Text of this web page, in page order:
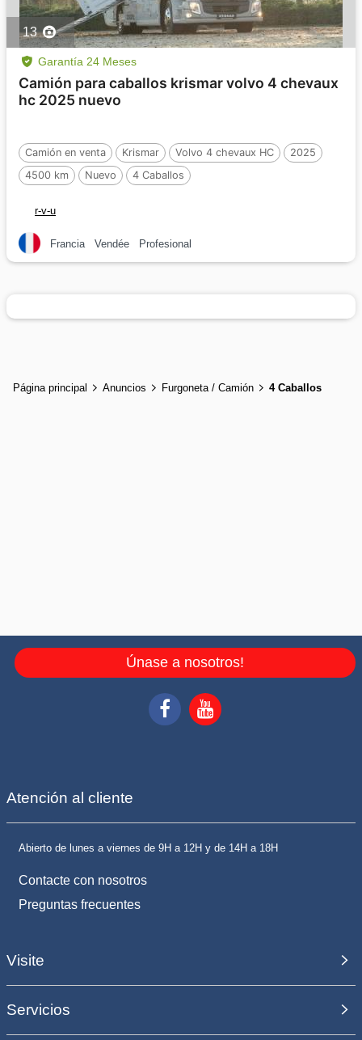
13
Garantía 24 Meses
Camión para caballos krismar volvo 4 chevaux
hc 2025 nuevo
Camión en venta Krismar Volvo 4 chevaux HC
2025
4500 km
Nuevo 4 Caballos
r-v-u
Francia Vendée Profesional
Página principal Anuncios Furgoneta / Camión 4 Caballos
Únase a nosotros!
Atención al cliente
Abierto de lunes a viernes de 9H a 12H y de 14H a 18H
Contacte con nosotros
Preguntas frecuentes
Visite
Servicios